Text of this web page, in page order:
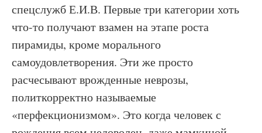
спецслужб Е.И.В. Первые три категории хоть
что-то получают взамен на этапе роста
пирамиды, кроме морального
самоудовлетворения. Эти же просто
расчесывают врожденные неврозы,
политкорректно называемые
«перфекционизмом». Это когда человек с